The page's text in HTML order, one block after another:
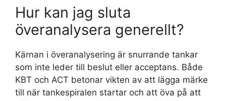
Hur kan jag sluta
överanalysera generellt?
Kärnan i överanalysering är snurrande tankar
som inte leder till beslut eller acceptans. Både
KBT och ACT betonar vikten av att lägga märke
till när tankespiralen startar och att öva på att